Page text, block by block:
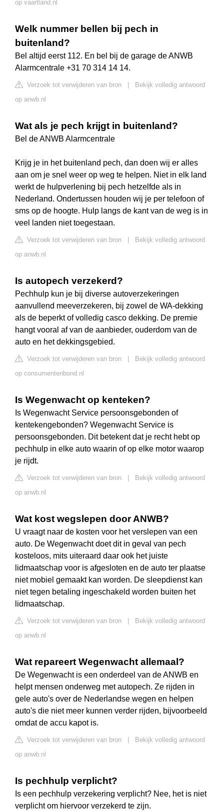
op vaartland.nl
Welk nummer bellen bij pech in
buitenland?
Bel altijd eerst 112. En bel bij de garage de ANWB
Alarmcentrale +31 70 314 14 14.
Verzoek tot verwijderen van bron
Bekijk volledig antwoord
op anwb.nl
Wat als je pech krijgt in buitenland?
Bel de ANWB Alarmcentrale
Krijg je in het buitenland pech, dan doen wij er alles
aan om je snel weer op weg te helpen. Niet in elk land
werkt de hulpverlening bij pech hetzelfde als in
Nederland. Ondertussen houden wij je per telefoon of
sms op de hoogte. Hulp langs de kant van de weg is in
veel landen niet toegestaan.
Verzoek tot verwijderen van bron
Bekijk volledig antwoord
op anwb.nl
Is autopech verzekerd?
Pechhulp kun je bij diverse autoverzekeringen
aanvullend meeverzekeren, bij zowel de WA-dekking
als de beperkt of volledig casco dekking. De premie
hangt vooral af van de aanbieder, ouderdom van de
auto en het dekkingsgebied.
Verzoek tot verwijderen van bron
Bekijk volledig antwoord
op consumentenbond.nl
Is Wegenwacht op kenteken?
Is Wegenwacht Service persoonsgebonden of
kentekengebonden? Wegenwacht Service is
persoonsgebonden. Dit betekent dat je recht hebt op
pechhulp in elke auto waarin of op elke motor waarop
je rijdt.
Verzoek tot verwijderen van bron
Bekijk volledig antwoord
op anwb.nl
Wat kost wegslepen door ANWB?
U vraagt naar de kosten voor het verslepen van een
auto. De Wegenwacht doet dit in geval van pech
kosteloos, mits uiteraard daar ook het juiste
lidmaatschap voor is afgesloten en de auto ter plaatse
niet mobiel gemaakt kan worden. De sleepdienst kan
niet tegen betaling ingeschakeld worden buiten het
lidmaatschap.
Verzoek tot verwijderen van bron
Bekijk volledig antwoord
op anwb.nl
Wat repareert Wegenwacht allemaal?
De Wegenwacht is een onderdeel van de ANWB en
helpt mensen onderweg met autopech. Ze rijden in
gele auto's over de Nederlandse wegen en helpen
auto's die niet meer kunnen verder rijden, bijvoorbeeld
omdat de accu kapot is.
Verzoek tot verwijderen van bron
Bekijk volledig antwoord
op anwb.nl
Is pechhulp verplicht?
Is een pechhulp verzekering verplicht? Nee, het is niet
verplicht om hiervoor verzekerd te zijn.